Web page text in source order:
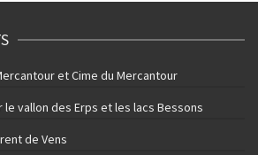
et Cime du Mercantour
le vallon des Erps et les lacs Bessons
de Vens